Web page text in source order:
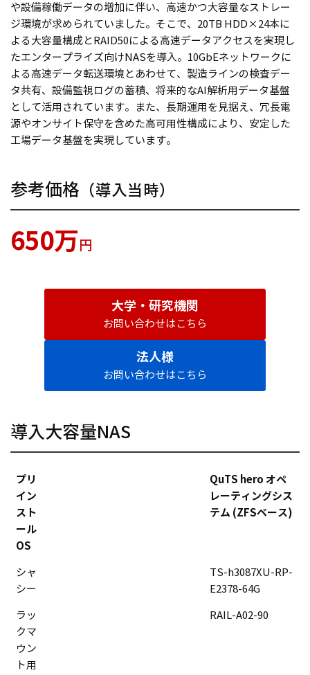
や設備稼働データの増加に伴い、高速かつ大容量なストレー
ジ環境が求められていました。そこで、20TB HDD×24本に
よる大容量構成とRAID50による高速データアクセスを実現し
たエンタープライズ向けNASを導入。10GbEネットワークに
よる高速データ転送環境とあわせて、製造ラインの検査デー
タ共有、設備監視ログの蓄積、将来的なAI解析用データ基盤
として活用されています。また、長期運用を見据え、冗長電
源やオンサイト保守を含めた高可用性構成により、安定した
工場データ基盤を実現しています。
参考価格 （導入当時）
650万円
大学・研究機関
お問い合わせはこちら
法人様
お問い合わせはこちら
導入大容量NAS
プリ
イン
スト
ール
OS
QuTS hero オペ
レーティングシス
テム (ZFSベース)
シャ
シー
TS-h3087XU-RP-
E2378-64G
ラッ
クマ
ウン
ト用
RAIL-A02-90